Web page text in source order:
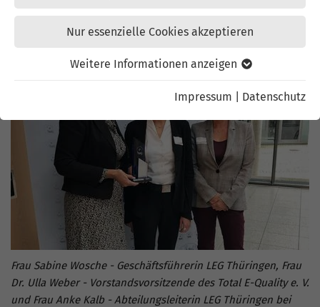
Nur essenzielle Cookies akzeptieren
Weitere Informationen anzeigen
Impressum Datenschutz
Frau Sabine Wosche - Geschäftsführerin LEG Thüringen, Frau
Dr. Ulla Weber - Vorstandsvorsitzende des Total E-Quality e. V.
und Frau Anke Kalb - Abteilungsleiterin LEG Thüringen bei